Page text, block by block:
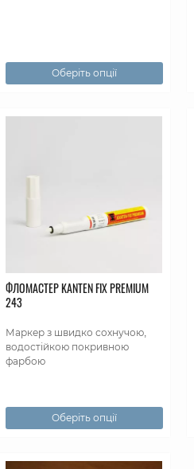
Оберіть опції
ФЛОМАСТЕР KANTEN FIX PREMIUM
243
Маркер з швидко сохнучою,
водостійкою покривною
фарбою
Оберіть опції